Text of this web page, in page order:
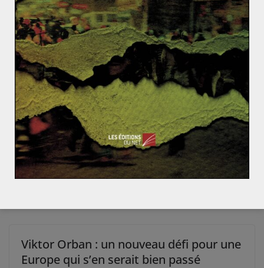
Les robots tueurs, la prochaine
révolution militaire permise par l’ONU
24 novembre 2017 0
Viktor Orban : un nouveau défi pour une
Europe qui s’en serait bien passé